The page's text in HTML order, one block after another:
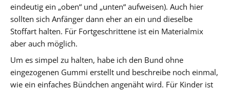
eindeutig ein „oben“ und „unten“ aufweisen). Auch hier
sollten sich Anfänger dann eher an ein und dieselbe
Stoffart halten. Für Fortgeschrittene ist ein Materialmix
aber auch möglich.
Um es simpel zu halten, habe ich den Bund ohne
eingezogenen Gummi erstellt und beschreibe noch einmal,
wie ein einfaches Bündchen angenäht wird. Für Kinder ist